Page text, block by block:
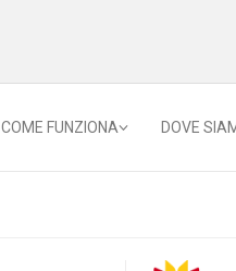
COME FUNZIONA DOVE